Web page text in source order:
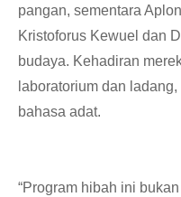
pangan, sementara
Kristoforus Kewuel dan
budaya. Kehadiran
laboratorium dan
bahasa adat.
“Program hibah ini